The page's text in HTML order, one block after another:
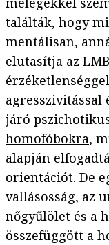
találták, hogy
mentálisan,
elutasítja az
agresszivitással
járó
homofóbokra,
alapján
orientációt. De
vallásosság, az
nőgyűlölet és a
összefüggött a